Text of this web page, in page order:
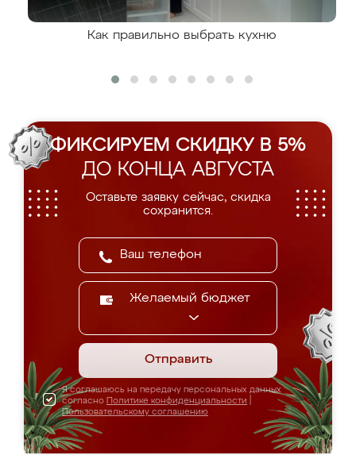
Как правильно выбрать кухню
ФИКСИРУЕМ СКИДКУ В 5%
ДО КОНЦА АВГУСТА
Оставьте заявку сейчас, скидка
сохранится.
Желаемый бюджет
Отправить
Я соглашаюсь на передачу персональных данных
согласно Политике конфиденциальности
Пользовательскому соглашению